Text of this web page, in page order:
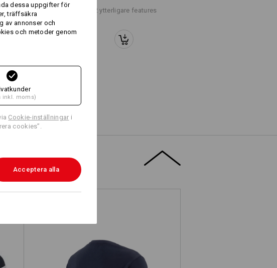
+2 ytterligare features
dessa uppgifter för
träffsäkra
av annonser och
och metoder genom
inkl. moms)
Cookie-inställningar i
cookies”.
Acceptera alla